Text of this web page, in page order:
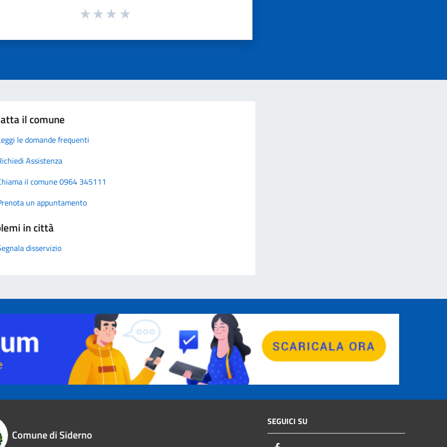
il comune
le domande frequenti
Assistenza
il comune 0964 345111
un appuntamento
in città
disservizio
Comune di Siderno
SEGUICI SU